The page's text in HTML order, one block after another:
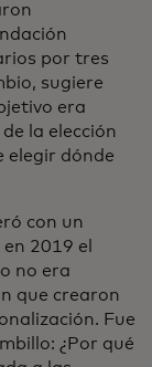
por tres
sugiere
era
la elección
elegir dónde
con un
2019 el
no era
que crearon
Fue
¿Por qué